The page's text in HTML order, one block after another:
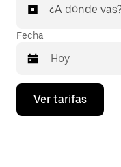
¿A dónde
Fecha
Presiona
flecha
Ver tarifas